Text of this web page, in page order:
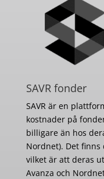
SAVR fonder
SAVR är en
kostnader på
billigare än hos
Nordnet). Det finns
vilket är att deras
Avanza och